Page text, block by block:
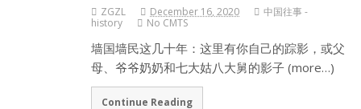
ZGZL December 16, 2020
中国往事 -
history
No CMTS
墙国墙民这几十年：这里有你自己的踪影，或父
母、爷爷奶奶和七大姑八大舅的影子 (more…)
Continue Reading